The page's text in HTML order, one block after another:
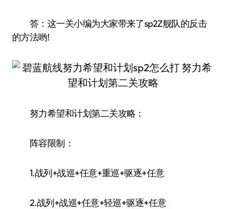
答：这一关小编为大家带来了sp2Z舰队的反击
的方法哟!
努力希望和计划第二关攻略：
阵容限制：
1.战列+战巡+任意+重巡+驱逐+任意
2.战列+战巡+任意+轻巡+驱逐+任意